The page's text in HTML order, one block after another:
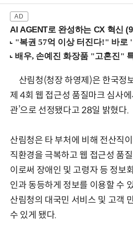
AI AGENT로 완성하는 CX 혁신
산림청(청장 하영제)은 한국정
제 4회 웹 접근성 품질마크 심사에
관’으로 선정됐다고 28일 밝혔다.
산림청은 타 부처에 비해 전산직
직환경을 극복하고 웹 접근성 품
이로써 장애인 및 고령자 등 정보
인과 동등하게 정보를 이용할 수
산림청의 대국민 서비스 및 고객
수 있게 됐다.